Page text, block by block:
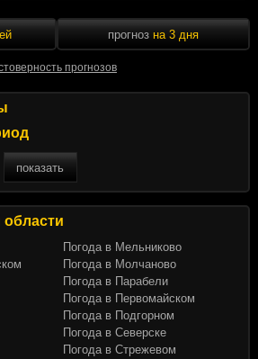
прогнозов
прогноз на 3 дня
показать
области
Погода в Мельниково
Погода в Молчаново
Погода в Парабели
Погода в Первомайском
Погода в Подгорном
Погода в Северске
Погода в Стрежевом